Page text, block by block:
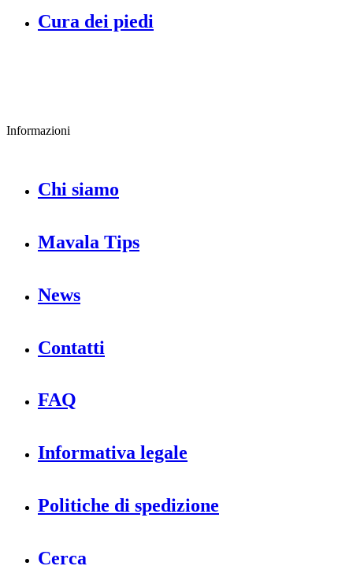
Cura dei piedi
Informazioni
Chi siamo
Mavala Tips
News
Contatti
FAQ
Informativa legale
Politiche di spedizione
Cerca